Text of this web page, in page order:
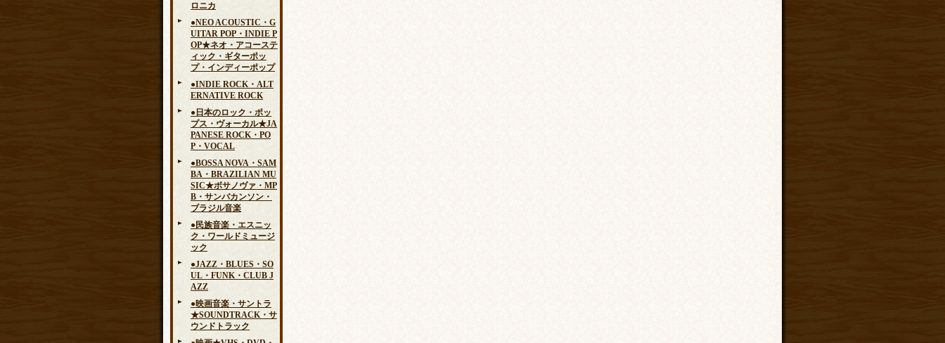
ロニカ
●NEO ACOUSTIC・G
UITAR POP・INDIE P
OP★ネオ・アコーステ
ィック・ギターポッ
プ・インディーポップ
●INDIE ROCK・ALT
ERNATIVE ROCK
●日本のロック・ポッ
プス・ヴォーカル★JA
PANESE ROCK・PO
P・VOCAL
●BOSSA NOVA・SAM
BA・BRAZILIAN MU
SIC★ボサノヴァ・MP
B・サンバカンソン・
ブラジル音楽
●民族音楽・エスニッ
ク・ワールドミュージ
ック
●JAZZ・BLUES・SO
UL・FUNK・CLUB J
AZZ
●映画音楽・サントラ
★SOUNDTRACK・サ
ウンドトラック